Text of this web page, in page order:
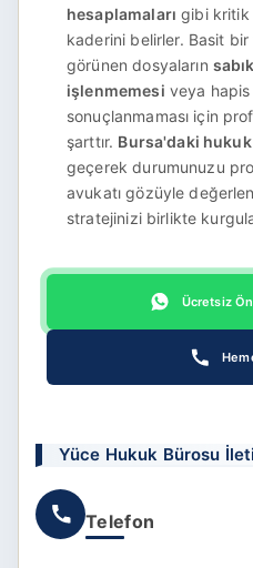
hesaplamaları gibi kritik
kaderini belirler. Basit
görünen dosyaların
işlenmemesi veya hapis
sonuçlanmaması için
şarttır. Bursa'daki
geçerek durumunuzu
avukatı gözüyle
stratejinizi birlikte
Ücretsiz
Yüce Hukuk Bürosu
Telefon